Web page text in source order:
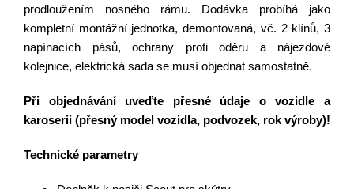
prodloužením nosného rámu. Dodávka probíhá jako
kompletní montážní jednotka, demontovaná, vč. 2 klínů, 3
napínacích pásů, ochrany proti oděru a nájezdové
kolejnice, elektrická sada se musí objednat samostatně.
Při objednávání uveďte přesné údaje o vozidle a
karoserii (přesný model vozidla, podvozek, rok výroby)!
Technické parametry